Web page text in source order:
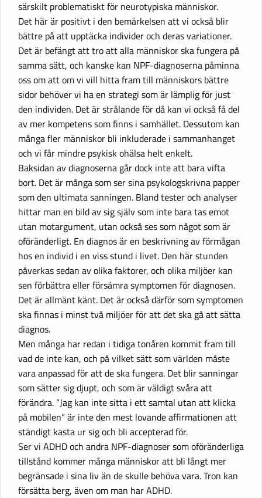
särskilt problematiskt för neurotypiska människor.
Det här är positivt i den bemärkelsen att vi också blir
bättre på att upptäcka individer och deras variationer.
Det är befängt att tro att alla människor ska fungera på
samma sätt, och kanske kan NPF-diagnoserna påminna
oss om att om vi vill hitta fram till människors bättre
sidor behöver vi ha en strategi som är lämplig för just
den individen. Det är strålande för då kan vi också få del
av mer kompetens som finns i samhället. Dessutom kan
många fler människor bli inkluderade i sammanhanget
och vi får mindre psykisk ohälsa helt enkelt.
Baksidan av diagnoserna går dock inte att bara vifta
bort. Det är många som ser sina psykologskrivna papper
som den ultimata sanningen. Bland tester och analyser
hittar man en bild av sig själv som inte bara tas emot
utan motargument, utan också ses som något som är
oföränderligt. En diagnos är en beskrivning av förmågan
hos en individ i en viss stund i livet. Den här stunden
påverkas sedan av olika faktorer, och olika miljöer kan
sen förbättra eller försämra symptomen för diagnosen.
Det är allmänt känt. Det är också därför som symptomen
ska finnas i minst två miljöer för att det ska gå att sätta
diagnos.
Men många har redan i tidiga tonåren kommit fram till
vad de inte kan, och på vilket sätt som världen måste
vara anpassad för att de ska fungera. Det blir sanningar
som sätter sig djupt, och som är väldigt svåra att
förändra. “Jag kan inte sitta i ett samtal utan att klicka
på mobilen” är inte den mest lovande affirmationen att
ständigt kasta ur sig och bli accepterad för.
Ser vi ADHD och andra NPF-diagnoser som oföränderliga
tillstånd kommer många människor att bli långt mer
begränsade i sina liv än de skulle behöva vara. Tron kan
försätta berg, även om man har ADHD.